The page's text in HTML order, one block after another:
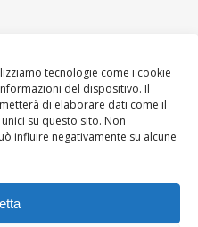
tecnologie come i cookie
del dispositivo. Il
di elaborare dati come il
su questo sito. Non
influire negativamente su alcune